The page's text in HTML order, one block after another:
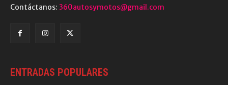
Contáctanos: 360autosymotos@gmail.com
ENTRADAS POPULARES